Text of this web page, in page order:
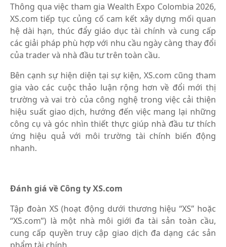
Thông qua việc tham gia Wealth Expo Colombia 2026,
XS.com tiếp tục củng cố cam kết xây dựng mối quan
hệ dài hạn, thúc đẩy giáo dục tài chính và cung cấp
các giải pháp phù hợp với nhu cầu ngày càng thay đổi
của trader và nhà đầu tư trên toàn cầu.
Bên cạnh sự hiện diện tại sự kiện, XS.com cũng tham
gia vào các cuộc thảo luận rộng hơn về đổi mới thị
trường và vai trò của công nghệ trong việc cải thiện
hiệu suất giao dịch, hướng đến việc mang lại những
công cụ và góc nhìn thiết thực giúp nhà đầu tư thích
ứng hiệu quả với môi trường tài chính biến động
nhanh.
Đánh giá về Công ty XS.com
Tập đoàn XS (hoạt động dưới thương hiệu “XS” hoặc
“XS.com”) là một nhà môi giới đa tài sản toàn cầu,
cung cấp quyền truy cập giao dịch đa dạng các sản